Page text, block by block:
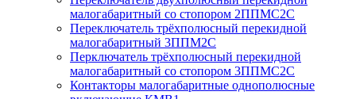
малогабаритный со стопором 2ППМС2С
Переключатель трёхполюсный перекидной
малогабаритный 3ППМ2С
Перключатель трёхполюсный перекидной
малогабаритный со стопором 3ППМС2С
Контакторы малогабаритные однополюсные